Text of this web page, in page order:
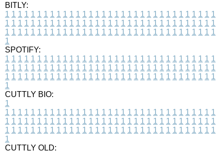
BITLY:
1 1 1 1 1 1 1 1 1 1 1 1 1 1 1 1 1 1 1 1 1 1 1 1 1 1 1 1 1 1 1 1 1
1 1 1 1 1 1 1 1 1 1 1 1 1 1 1 1 1 1 1 1 1 1 1 1 1 1 1 1 1 1 1 1 1
1 1 1 1 1 1 1 1 1 1 1 1 1 1 1 1 1 1 1 1 1 1 1 1 1 1 1 1 1 1 1 1 1
1
SPOTIFY:
1 1 1 1 1 1 1 1 1 1 1 1 1 1 1 1 1 1 1 1 1 1 1 1 1 1 1 1 1 1 1 1 1
1 1 1 1 1 1 1 1 1 1 1 1 1 1 1 1 1 1 1 1 1 1 1 1 1 1 1 1 1 1 1 1 1
1 1 1 1 1 1 1 1 1 1 1 1 1 1 1 1 1 1 1 1 1 1 1 1 1 1 1 1 1 1 1 1 1
1
CUTTLY BIO:
1
1 1 1 1 1 1 1 1 1 1 1 1 1 1 1 1 1 1 1 1 1 1 1 1 1 1 1 1 1 1 1 1 1
1 1 1 1 1 1 1 1 1 1 1 1 1 1 1 1 1 1 1 1 1 1 1 1 1 1 1 1 1 1 1 1 1
1 1 1 1 1 1 1 1 1 1 1 1 1 1 1 1 1 1 1 1 1 1 1 1 1 1 1 1 1 1 1 1 1
1
CUTTLY OLD: